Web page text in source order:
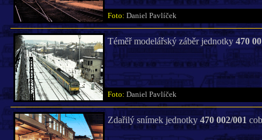
Foto: Daniel Pavlíček
Téměř modelářský záběr jednotky 470
Foto: Daniel Pavlíček
Zdařilý snímek jednotky 470 002/001